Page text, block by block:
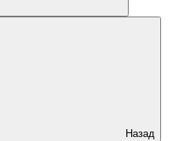
Назад